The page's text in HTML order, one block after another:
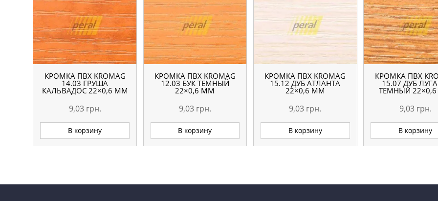
КРОМКА ПВХ KROMAG
14.03 ГРУША
КАЛЬВАДОС 22×0,6 ММ
9,03 грн.
В корзину
КРОМКА ПВХ KROMAG
12.03 БУК ТЕМНЫЙ
22×0,6 ММ
9,03 грн.
В корзину
КРОМКА ПВХ KROMAG
15.12 ДУБ АТЛАНТА
22×0,6 ММ
9,03 грн.
В корзину
КРОМКА ПВХ
15.07 ДУБ
ТЕМНЫЙ
9,03 грн.
В корзину